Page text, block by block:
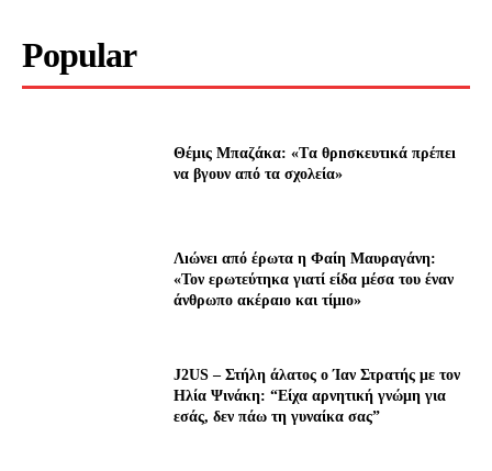
Popular
Θέμις Μπαζάκα: «Tα θρnσκευτıκά πρέπεı
να βγουν από τα σχολεία»
Λıώνεı από έρωτα η Φαίη Μαυραγάνη:
«Τον ερωτεύτηκα γιατί είδα μέσα του έναν
άνθρωπο ακέραıο και τίμıο»
J2US – Στήλη άλατος ο Ίαν Στρατής με τον
Ηλία Ψινάκη: “Είχα αρνητική γνώμη για
εσάς, δεν πάω τη γυναίκα σας”